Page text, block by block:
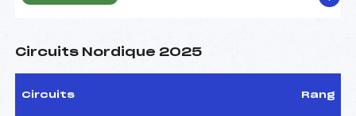
Circuits Nordique 2025
Circuits Rang